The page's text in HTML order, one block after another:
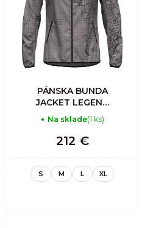
PÁNSKA BUNDA
JACKET LEGEND
SHELL - WANT FLY
Na sklade(1 ks)
212 €
S M L XL